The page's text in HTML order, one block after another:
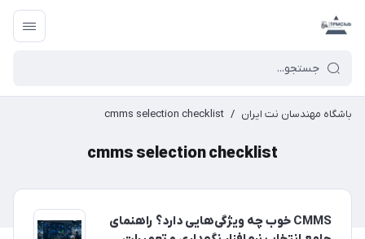
باشگاه مهندسان نت ایران /
cmms selection checklist
cmms selection checklist
CMMS خوب چه ویژگی‌هایی دارد؟ راهنمای